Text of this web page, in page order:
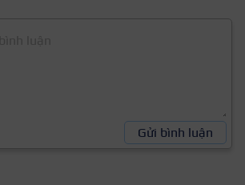
Gửi bình luận